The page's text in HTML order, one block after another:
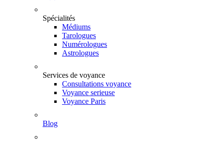
Spécialités
Médiums
Tarologues
Numérologues
Astrologues
Services de voyance
Consultations voyance
Voyance serieuse
Voyance Paris
Blog